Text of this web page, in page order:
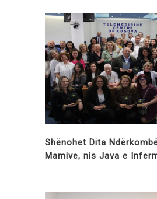
Shënohet Dita
Mamive, nis Java e